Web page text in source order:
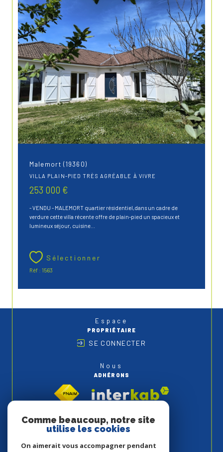
Malemort (19360)
VILLA PLAIN-PIED TRÈS AGRÉABLE À VIVRE
253 000 €
- VENDU - MALEMORT quartier résidentiel,dans un cadre de
verdure cette villa récente offre de plain-pied un spacieux et
lumineux séjour, cuisine...
Sélectionner
Réf : 1563
Espace
PROPRIÉTAIRE
SE CONNECTER
Nous
ADHÉRONS
Comme beaucoup, notre site
utilise les cookies
On aimerait vous accompagner pendant